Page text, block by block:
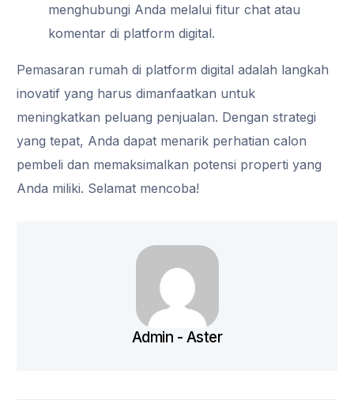
menghubungi Anda melalui fitur chat atau
komentar di platform digital.
Pemasaran rumah di platform digital adalah langkah
inovatif yang harus dimanfaatkan untuk
meningkatkan peluang penjualan. Dengan strategi
yang tepat, Anda dapat menarik perhatian calon
pembeli dan memaksimalkan potensi properti yang
Anda miliki. Selamat mencoba!
Admin - Aster